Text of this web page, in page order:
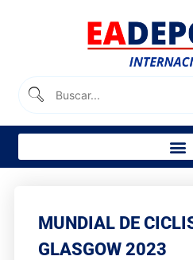
MUNDIAL DE
GLASGOW 2023